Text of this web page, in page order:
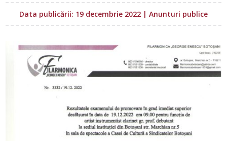
Data publicării: 19 decembrie 2022 | Anunturi publice